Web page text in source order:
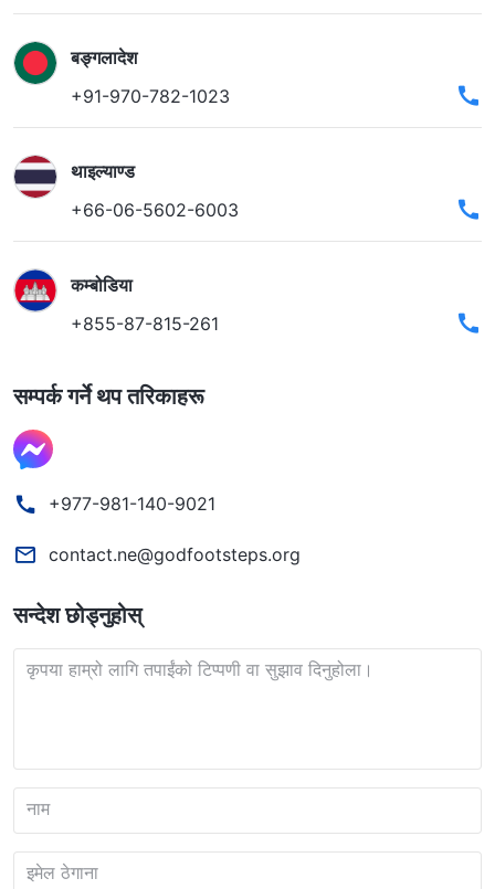
बङ्गलादेश
+91-970-782-1023
थाइल्याण्ड
+66-06-5602-6003
कम्बोडिया
+855-87-815-261
सम्पर्क गर्ने थप तरिकाहरू
+977-981-140-9021
contact.ne@godfootsteps.org
सन्देश छोड्नुहोस्
कृपया हाम्रो लागि तपाईंको टिप्पणी वा सुझाव दिनुहोला।
नाम
इमेल ठेगाना